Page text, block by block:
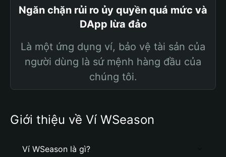
Ngăn chặn rủi ro ủy quyền quá mức và
DApp lừa đảo
Là một ứng dụng ví, bảo vệ tài sản của
người dùng là sứ mệnh hàng đầu của
chúng tôi.
Giới thiệu về Ví WSeason
Ví WSeason là gì?